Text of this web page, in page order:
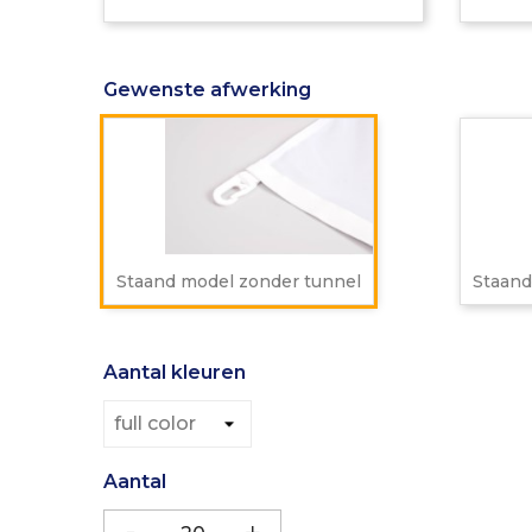
Gewenste afwerking
Staand model zonder tunnel
Aantal kleuren
Aantal